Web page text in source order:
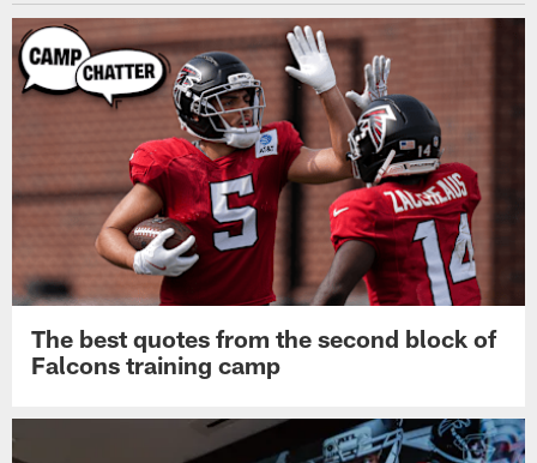
The best quotes from the second block of
Falcons training camp